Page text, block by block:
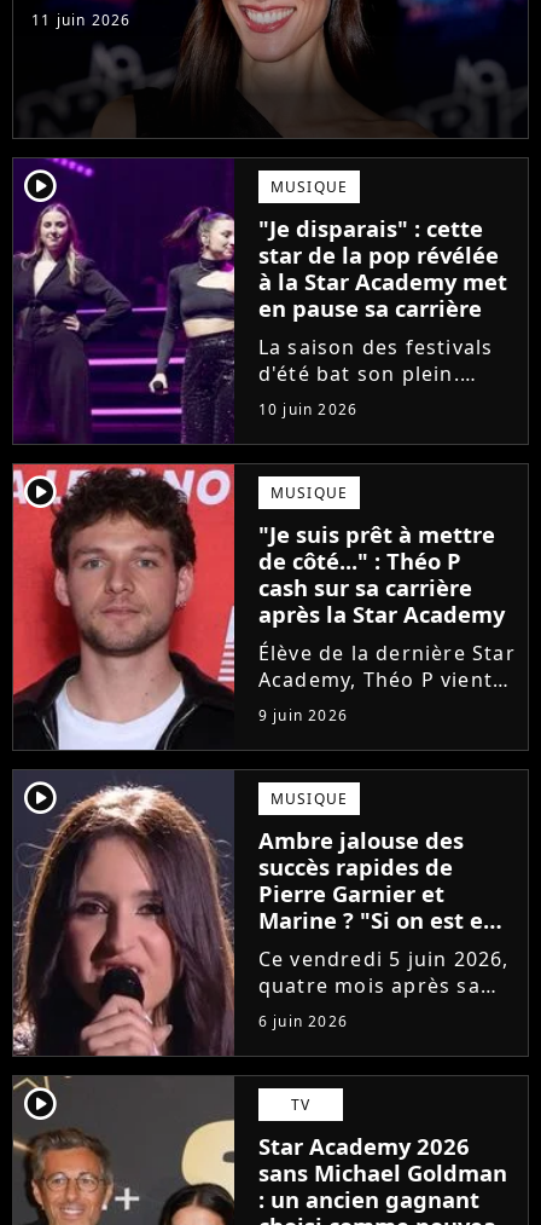
11 juin 2026
player2 MUSIQUE
"Je disparais" : cette
star de la pop révélée
à la Star Academy met
en pause sa carrière
La saison des festivals
d'été bat son plein.
Avant sa venue à
Solidays ou aux
Francofolies, cette
chanteuse phare de la
pop francophone fait
une annonce de taille :
une fois sa tournée...
10 juin 2026
player2 MUSIQUE
"Je suis prêt à mettre
de côté..." : Théo P
cash sur sa carrière
après la Star Academy
Élève de la dernière Star
Academy, Théo P vient
de sortir son premier
single Garçon solide. En
interview, l'ancien
candidat se livre à
coeur ouvert sur
l'avenir incertain dans
le milieu...
9 juin 2026
player2 MUSIQUE
Ambre jalouse des
succès rapides de
Pierre Garnier et
Marine ? "Si on est en
compétition..."
Ce vendredi 5 juin 2026,
quatre mois après sa
victoire à la Star
Academy, Ambre a
dévoilé J'me demande,
son premier single. Une
chanson arrivée
tardivement vis-à-vis
des carrières...
6 juin 2026
player2 TV
Star Academy 2026
sans Michael Goldman
: un ancien gagnant